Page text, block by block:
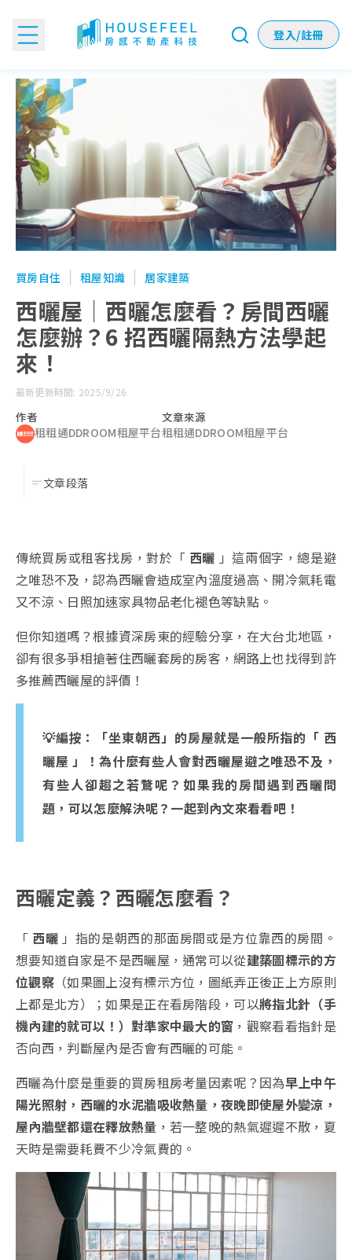
登入/註冊
西曬屋｜西曬怎麼看？房間西曬怎麼辦？6 招西曬隔熱方法學
買房自住 租屋知識 居家建築
西曬屋｜西曬怎麼看？房間西曬
怎麼辦？6 招西曬隔熱方法學起
來！
最新更新時間: 2025/9/26
作者
租租通DDROOM租屋平台
文章來源
租租通DDROOM租屋平台
文章段落
傳統買房或租客找房，對於「 西曬 」這兩個字，總是避
之唯恐不及，認為西曬會造成室內溫度過高、開冷氣耗電
又不涼、日照加速家具物品老化褪色等缺點。
但你知道嗎？根據資深房東的經驗分享，在大台北地區，
卻有很多爭相搶著住西曬套房的房客，網路上也找得到許
多推薦西曬屋的評價！
💡編按：「坐東朝西」的房屋就是一般所指的「 西
曬屋 」！為什麼有些人會對西曬屋避之唯恐不及，
有些人卻趨之若鶩呢？如果我的房間遇到西曬問
題，可以怎麼解決呢？一起到內文來看看吧！
西曬定義？西曬怎麼看？
「 西曬 」指的是朝西的那面房間或是方位靠西的房間。
想要知道自家是不是西曬屋，通常可以從建築圖標示的方
位觀察（如果圖上沒有標示方位，圖紙弄正後正上方原則
上都是北方）；如果是正在看房階段，可以將指北針（手
機內建的就可以！）對準家中最大的窗 ，觀察看看指針是
否向西，判斷屋內是否會有西曬的可能。
西曬為什麼是重要的買房租房考量因素呢？因為早上中午
陽光照射，西曬的水泥牆吸收熱量，夜晚即使屋外變涼，
屋內牆壁都還在釋放熱量 ，若一整晚的熱氣遲遲不散，夏
天時是需要耗費不少冷氣費的。